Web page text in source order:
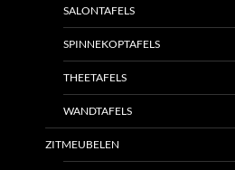
SALONTAFELS
SPINNEKOPTAFELS
THEETAFELS
WANDTAFELS
ZITMEUBELEN